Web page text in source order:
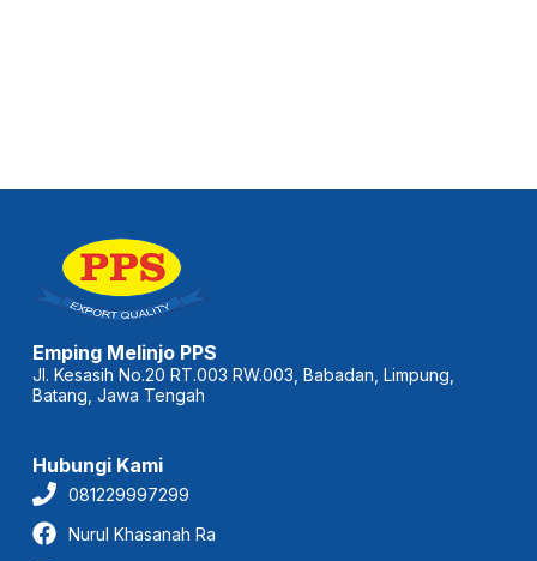
Emping Melinjo PPS
Jl. Kesasih No.20 RT.003 RW.003, Babadan, Limpung,
Batang, Jawa Tengah
Hubungi Kami
081229997299
Nurul Khasanah Ra